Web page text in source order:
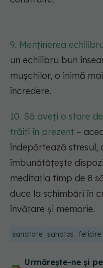
9. Menținerea
un echilibru bun
mușchilor, o inimă
încredere.
10. Să aveți o stare
trăiți în prezent –
îndepărtează stresul,
îmbunătățește
meditația timp de 8
duce la schimbări în
învățare și memorie.
sanatate sanatos fericire
Urmărește-ne și